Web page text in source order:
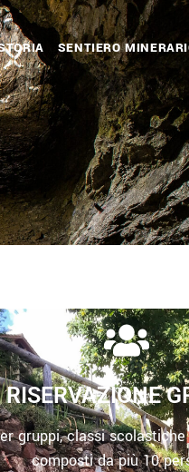
SENTIERO
RISERVAZIONE
gruppi, classi
composti da più 10